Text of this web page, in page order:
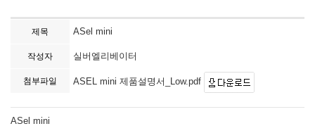
제목 ASel mini
작성자 실버엘리베이터
첨부파일 ASEL mini 제품설명서_Low.pdf
ASel mini